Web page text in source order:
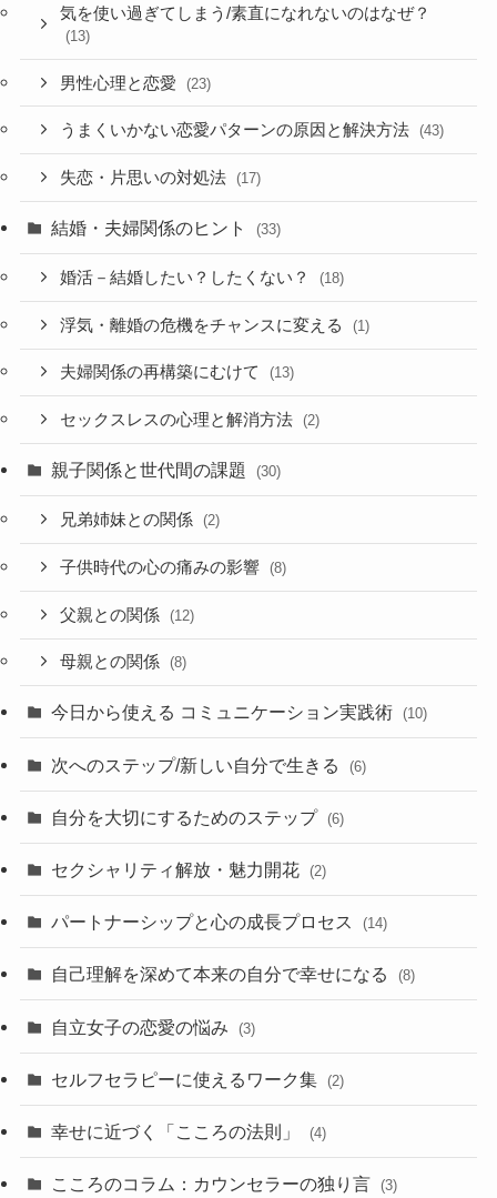
気を使い過ぎてしまう/素直になれないのはなぜ？
(13)
男性心理と恋愛 (23)
うまくいかない恋愛パターンの原因と解決方法 (43)
失恋・片思いの対処法 (17)
結婚・夫婦関係のヒント (33)
婚活－結婚したい？したくない？ (18)
浮気・離婚の危機をチャンスに変える (1)
夫婦関係の再構築にむけて (13)
セックスレスの心理と解消方法 (2)
親子関係と世代間の課題 (30)
兄弟姉妹との関係 (2)
子供時代の心の痛みの影響 (8)
父親との関係 (12)
母親との関係 (8)
今日から使える コミュニケーション実践術 (10)
次へのステップ/新しい自分で生きる (6)
自分を大切にするためのステップ (6)
セクシャリティ解放・魅力開花 (2)
パートナーシップと心の成長プロセス (14)
自己理解を深めて本来の自分で幸せになる (8)
自立女子の恋愛の悩み (3)
セルフセラピーに使えるワーク集 (2)
幸せに近づく「こころの法則」 (4)
こころのコラム：カウンセラーの独り言 (3)